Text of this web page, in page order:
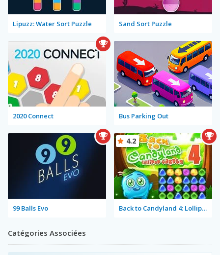
Lipuzz: Water Sort Puzzle Sand Sort Puzzle
2020 Connect Bus Parking Out
99 Balls Evo Back to Candyland 4: Lollipop Garden
4.2
Catégories Associées